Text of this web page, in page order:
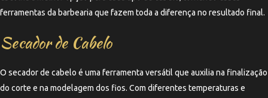
ferramentas da barbearia que fazem toda a diferença no resultado final.
Secador de Cabelo
O secador de cabelo é uma ferramenta versátil que auxilia na finalização
do corte e na modelagem dos fios. Com diferentes temperaturas e